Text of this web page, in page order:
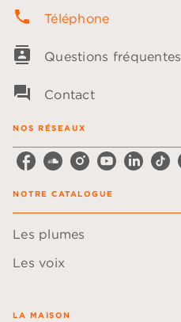
phone Téléphone
contacts Questions fréquentes
question_answer Contact
NOS RÉSEAUX
NOTRE CATALOGUE
Les plumes
Les voix
LA MAISON